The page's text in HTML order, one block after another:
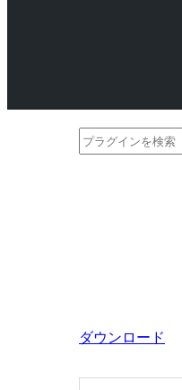
プ
索
ダウンロード